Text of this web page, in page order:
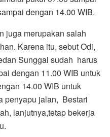
dengan 14.00 WIB.
juga merupakan salah
Karena itu, sebut Odi,
Sunggal sudah harus
dengan 11.00 WIB untuk
14.00 WIB untuk
penyapu jalan, Bestari
lanjutnya,tetap bekerja